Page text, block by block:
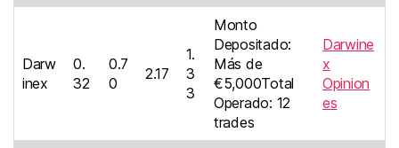
Darw
inex
0.
32
0.7
0
2.17
1.
3
3
Monto
Depositado:
Más de
€5,000Total
Operado: 12
trades
Darwine
x
Opinion
es